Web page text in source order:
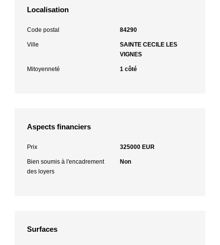
Localisation
Code postal 84290
Ville
SAINTE CECILE LES
VIGNES
Mitoyenneté 1 côté
Aspects financiers
Prix 325000 EUR
Bien soumis à l'encadrement
des loyers
Non
Surfaces